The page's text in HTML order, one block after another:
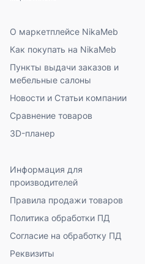
О маркетплейсе NikaMeb
Как покупать на NikaMeb
Пункты выдачи заказов и
мебельные салоны
Новости и Статьи компании
Сравнение товаров
3D-планер
Информация для
производителей
Правила продажи товаров
Политика обработки ПД
Согласие на обработку ПД
Реквизиты